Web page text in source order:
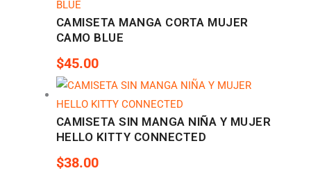
CAMISETA MANGA CORTA MUJER
CAMO BLUE
$45.00
CAMISETA SIN MANGA NIÑA Y MUJER
HELLO KITTY CONNECTED
$38.00